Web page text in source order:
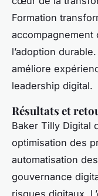
Formation
accompagnement
l’adoption
améliore
leadership digital.
Résultats et
Baker Tilly Digital
optimisation des
automatisation
gouvernance